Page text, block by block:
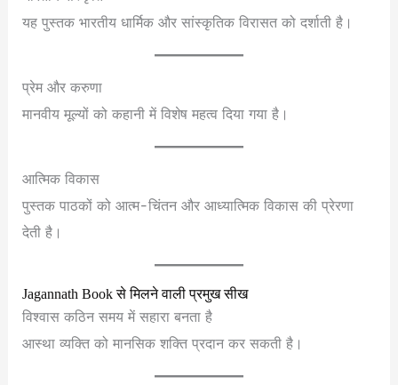
यह पुस्तक भारतीय धार्मिक और सांस्कृतिक विरासत को दर्शाती है।
प्रेम और करुणा
मानवीय मूल्यों को कहानी में विशेष महत्व दिया गया है।
आत्मिक विकास
पुस्तक पाठकों को आत्म-चिंतन और आध्यात्मिक विकास की प्रेरणा
देती है।
Jagannath Book से मिलने वाली प्रमुख सीख
विश्वास कठिन समय में सहारा बनता है
आस्था व्यक्ति को मानसिक शक्ति प्रदान कर सकती है।